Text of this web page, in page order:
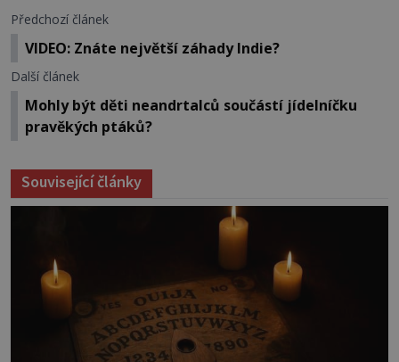
Předchozí článek
VIDEO: Znáte největší záhady Indie?
Další článek
Mohly být děti neandrtalců součástí jídelníčku
pravěkých ptáků?
Související články